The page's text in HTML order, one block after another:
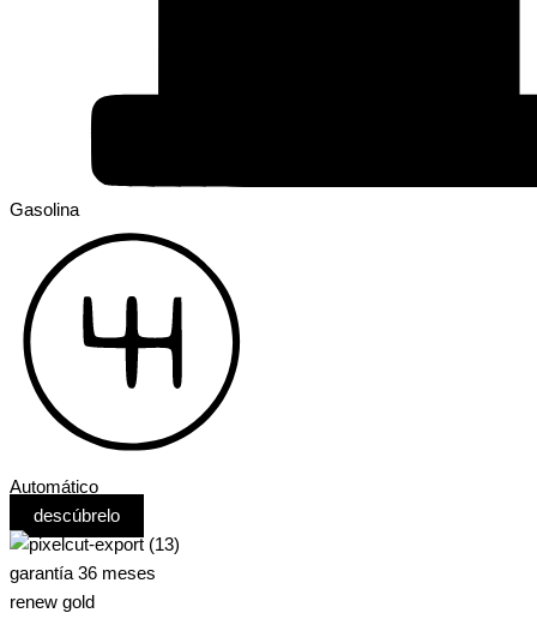
Gasolina
Automático
descúbrelo
garantía 36 meses
renew gold